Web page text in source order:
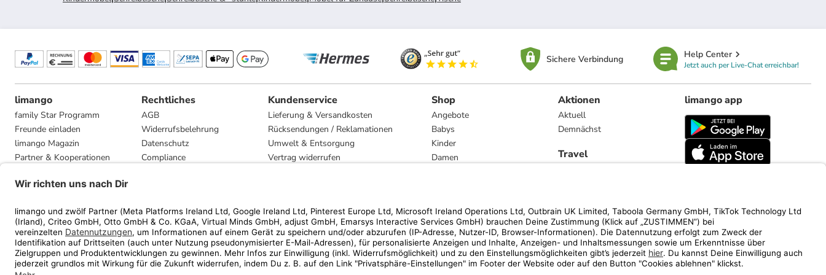
Sichere Verbindung Help Center
Jetzt auch per Live-Chat erreichbar!
limango
family Star Programm
Freunde einladen
limango Magazin
Partner & Kooperationen
Presse
Rechtliches
AGB
Widerrufsbelehrung
Datenschutz
Compliance
Kundenservice
Lieferung & Versandkosten
Rücksendungen / Reklamationen
Umwelt & Entsorgung
Vertrag widerrufen
Shop
Angebote
Babys
Kinder
Damen
Marken
Aktionen
Aktuell
Demnächst
Travel
limango app
limango.nl limango.pl